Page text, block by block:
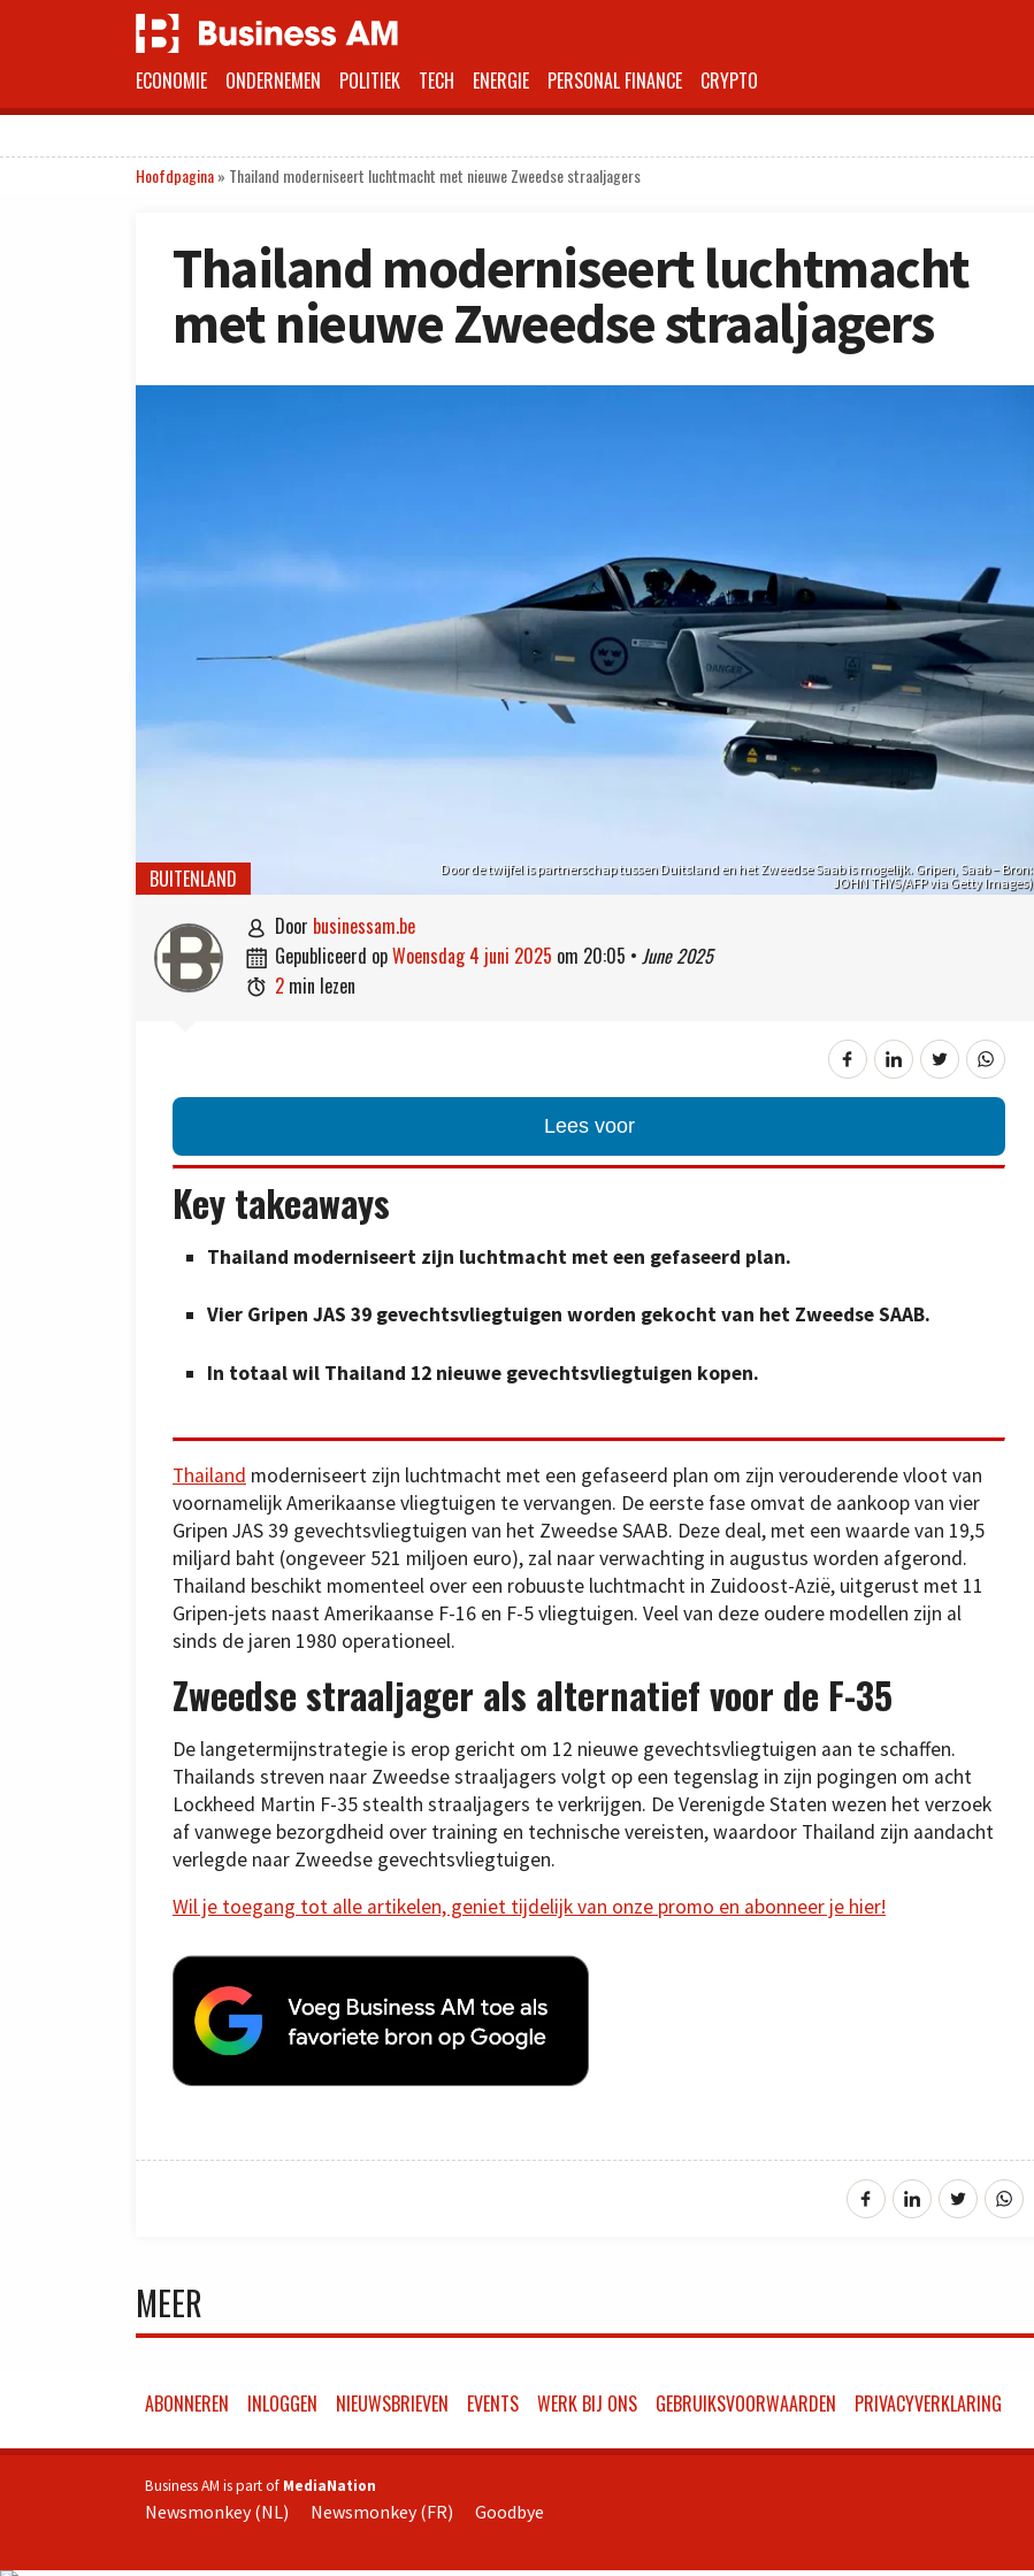
ECONOMIE ONDERNEMEN POLITIEK TECH ENERGIE PERSONAL FINANCE CRYPTO
Hoofdpagina» Thailand moderniseert luchtmacht met nieuwe Zweedse straaljagers
Thailand moderniseert luchtmacht
met nieuwe Zweedse straaljagers
Door de twijfel is partnerschap tussen Duitsland en het Zweedse Saab is mogelijk. Gripen, Saab – Bron:
JOHN THYS/AFP via Getty Images)
BUITENLAND
 door businessam.be
 gepubliceerd op woensdag 4 juni 2025 om 20:05 • June 2025
 2 min lezen
Lees voor
Key takeaways
Thailand moderniseert zijn luchtmacht met een gefaseerd plan.
Vier Gripen JAS 39 gevechtsvliegtuigen worden gekocht van het Zweedse SAAB.
In totaal wil Thailand 12 nieuwe gevechtsvliegtuigen kopen.
Thailand moderniseert zijn luchtmacht met een gefaseerd plan om zijn verouderende vloot van
voornamelijk Amerikaanse vliegtuigen te vervangen. De eerste fase omvat de aankoop van vier
Gripen JAS 39 gevechtsvliegtuigen van het Zweedse SAAB. Deze deal, met een waarde van 19,5
miljard baht (ongeveer 521 miljoen euro), zal naar verwachting in augustus worden afgerond.
Thailand beschikt momenteel over een robuuste luchtmacht in Zuidoost-Azië, uitgerust met 11
Gripen-jets naast Amerikaanse F-16 en F-5 vliegtuigen. Veel van deze oudere modellen zijn al
sinds de jaren 1980 operationeel.
Zweedse straaljager als alternatief voor de F-35
De langetermijnstrategie is erop gericht om 12 nieuwe gevechtsvliegtuigen aan te schaffen.
Thailands streven naar Zweedse straaljagers volgt op een tegenslag in zijn pogingen om acht
Lockheed Martin F-35 stealth straaljagers te verkrijgen. De Verenigde Staten wezen het verzoek
af vanwege bezorgdheid over training en technische vereisten, waardoor Thailand zijn aandacht
verlegde naar Zweedse gevechtsvliegtuigen.
Wil je toegang tot alle artikelen, geniet tijdelijk van onze promo en abonneer je hier!
MEER
ABONNEREN INLOGGEN NIEUWSBRIEVEN EVENTS WERK BIJ ONS GEBRUIKSVOORWAARDEN PRIVACYVERKLARING
Business AM is part of MediaNation
Newsmonkey (NL) Newsmonkey (FR) Goodbye